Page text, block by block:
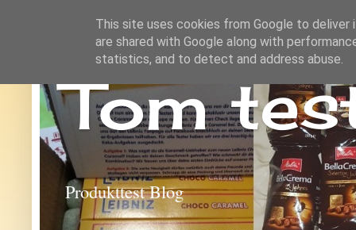
Tom
Produkttest Blog
This site uses cookies from Google to deliver
are shared with Google along with
statistics, and to detect and address abuse.